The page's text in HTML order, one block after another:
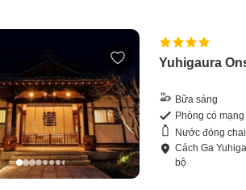
Yuhigaura
Bữa sáng
Phòng có
Nước đóng chai
CáchGa
bộ